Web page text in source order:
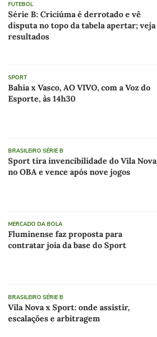
FUTEBOL
Série B: Criciúma é derrotado e vê
disputa no topo da tabela apertar; veja
resultados
SPORT
Bahia x Vasco, AO VIVO, com a Voz do
Esporte, às 14h30
BRASILEIRO SÉRIE B
Sport tira invencibilidade do Vila Nova
no OBA e vence após nove jogos
MERCADO DA BOLA
Fluminense faz proposta para
contratar joia da base do Sport
BRASILEIRO SÉRIE B
Vila Nova x Sport: onde assistir,
escalações e arbitragem